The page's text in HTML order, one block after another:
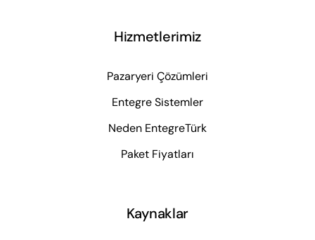
Hizmetlerimiz
Pazaryeri Çözümleri
Entegre Sistemler
Neden EntegreTürk
Paket Fiyatları
Kaynaklar